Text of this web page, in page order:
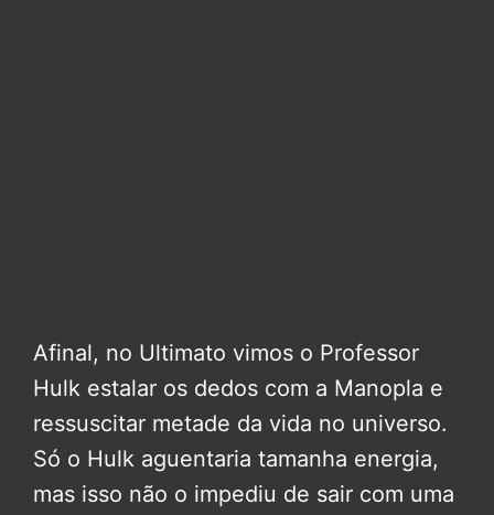
Afinal, no Ultimato vimos o Professor
Hulk estalar os dedos com a Manopla e
ressuscitar metade da vida no universo.
Só o Hulk aguentaria tamanha energia,
mas isso não o impediu de sair com uma